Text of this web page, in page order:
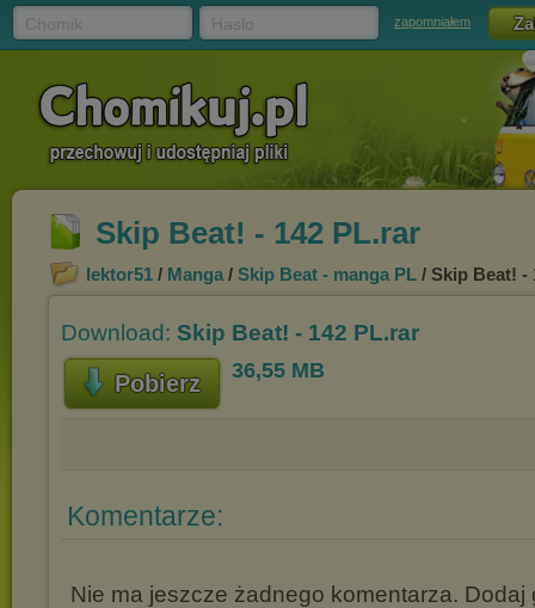
zapomniałem
Skip Beat! - 142 PL.rar
lektor51 / Manga / Skip Beat - manga PL / Skip Beat! -
Download: Skip Beat! - 142 PL.rar
Pobierz 36,55 MB
Komentarze:
Nie ma jeszcze żadnego komentarza. Dodaj